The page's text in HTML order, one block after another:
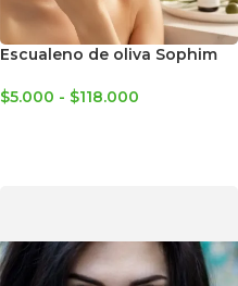
Escualeno de oliva Sophim
$5.000 - $118.000